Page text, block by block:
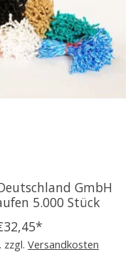
GmbH
5.000 Stück
zzgl. Versandkosten